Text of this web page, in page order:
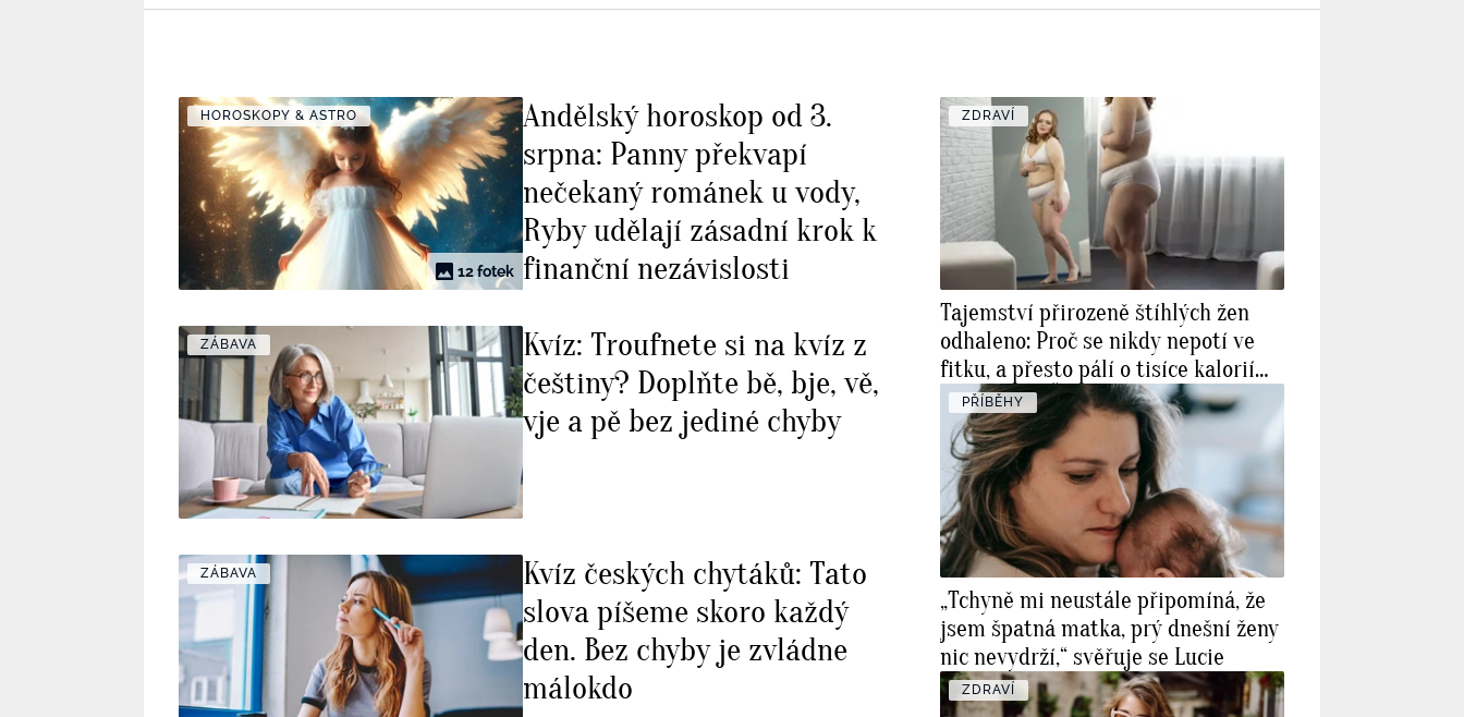
HOROSKOPY & ASTRO
12 fotek
Andělský horoskop od 3.
srpna: Panny překvapí
nečekaný románek u vody,
Ryby udělají zásadní krok k
finanční nezávislosti
ZÁBAVA
Kvíz: Troufnete si na kvíz z
češtiny? Doplňte bě, bje, vě,
vje a pě bez jediné chyby
ZÁBAVA
Kvíz českých chytáků: Tato
slova píšeme skoro každý
den. Bez chyby je zvládne
málokdo
ZDRAVÍ
Tajemství přirozeně štíhlých žen
odhaleno: Proč se nikdy nepotí ve
fitku, a přesto pálí o tisíce kalorií
víc než vy? Řešením je NEAT
PŘÍBĚHY
„Tchyně mi neustále připomíná, že
jsem špatná matka, prý dnešní ženy
nic nevydrží,“ svěřuje se Lucie
ZDRAVÍ